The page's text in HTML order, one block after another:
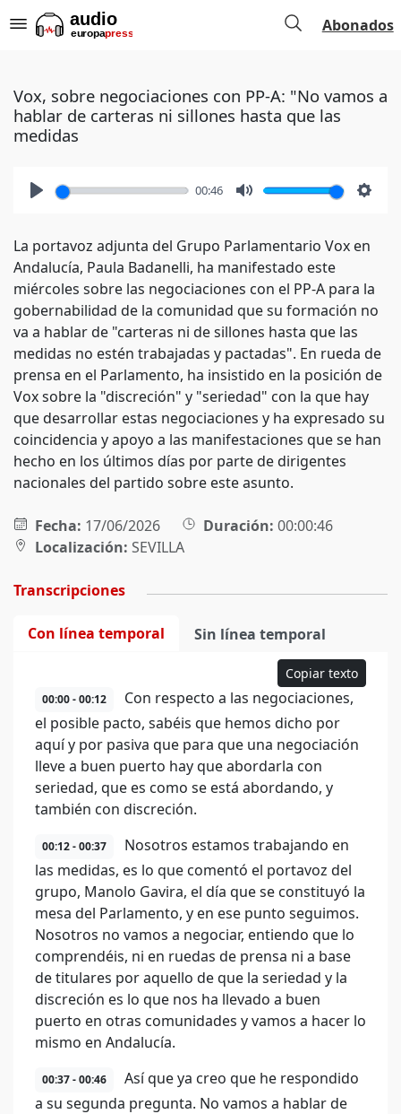
Abonados
Vox, sobre negociaciones con PP-A: "No vamos a
hablar de carteras ni sillones hasta que las
medidas
00:46
La portavoz adjunta del Grupo Parlamentario Vox en
Andalucía, Paula Badanelli, ha manifestado este
miércoles sobre las negociaciones con el PP-A para la
gobernabilidad de la comunidad que su formación no
va a hablar de "carteras ni de sillones hasta que las
medidas no estén trabajadas y pactadas". En rueda de
prensa en el Parlamento, ha insistido en la posición de
Vox sobre la "discreción" y "seriedad" con la que hay
que desarrollar estas negociaciones y ha expresado su
coincidencia y apoyo a las manifestaciones que se han
hecho en los últimos días por parte de dirigentes
nacionales del partido sobre este asunto.
Fecha: 17/06/2026 Duración: 00:00:46
Localización: SEVILLA
Transcripciones
Con línea temporal Sin línea temporal
Copiar texto
00:00 - 00:12
Con respecto a las negociaciones,
el posible pacto, sabéis que hemos dicho por
aquí y por pasiva que para que una negociación
lleve a buen puerto hay que abordarla con
seriedad, que es como se está abordando, y
también con discreción.
00:12 - 00:37
Nosotros estamos trabajando en
las medidas, es lo que comentó el portavoz del
grupo, Manolo Gavira, el día que se constituyó la
mesa del Parlamento, y en ese punto seguimos.
Nosotros no vamos a negociar, entiendo que lo
comprendéis, ni en ruedas de prensa ni a base
de titulares por aquello de que la seriedad y la
discreción es lo que nos ha llevado a buen
puerto en otras comunidades y vamos a hacer lo
mismo en Andalucía.
00:37 - 00:46
Así que ya creo que he respondido
a su segunda pregunta. No vamos a hablar de